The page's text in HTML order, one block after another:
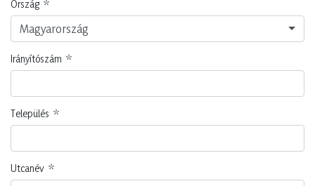
Ország
Magyarország
Irányítószám
Település
Utcanév